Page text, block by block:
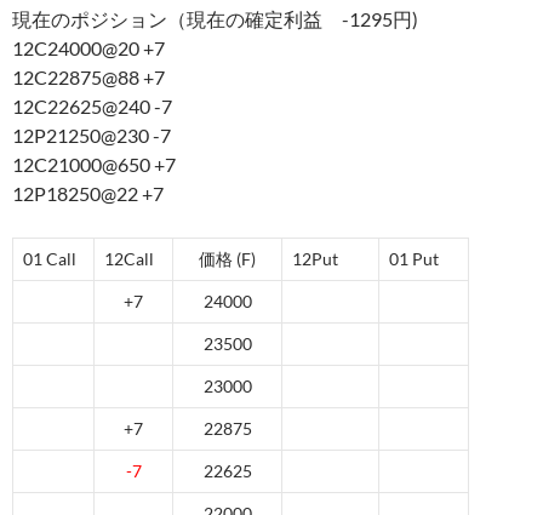
現在のポジション（現在の確定利益 -1295円)
12C24000@20 +7
12C22875@88 +7
12C22625@240 -7
12P21250@230 -7
12C21000@650 +7
12P18250@22 +7
01 Call 12Call 価格 (F) 12Put 01 Put
+7 24000
23500
23000
+7 22875
-7 22625